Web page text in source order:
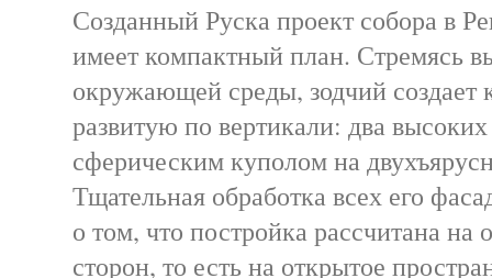
Созданный Руска проект собора в
имеет компактный план. Стремясь
окружающей среды, зодчий создает
развитую по вертикали: два
сферическим куполом на
Тщательная обработка всех его
о том, что постройка рассчитана на
сторон, то есть на открытое